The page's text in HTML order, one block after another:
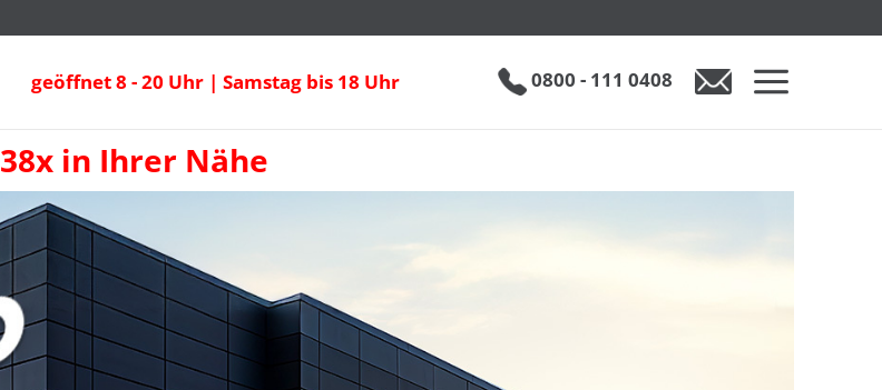
geöffnet 8 - 20 Uhr | Samstag bis 18 Uhr 0800 - 111 0408
38x in Ihrer Nähe